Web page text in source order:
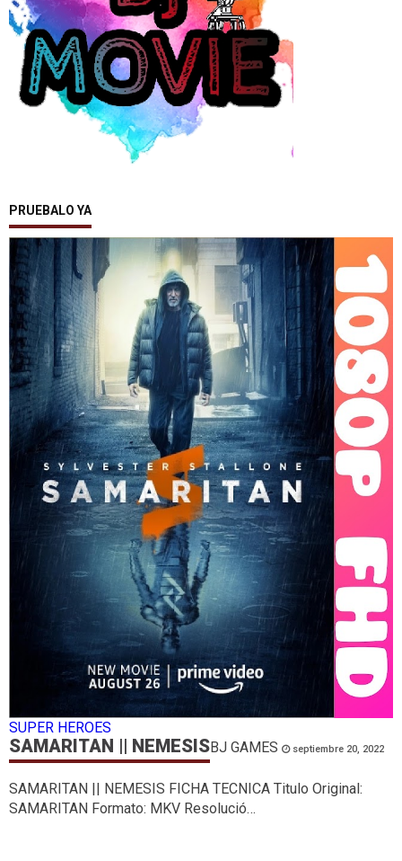
PRUEBALO YA
SUPER HEROES
SAMARITAN || NEMESISBJ GAMES septiembre 20, 2022
SAMARITAN || NEMESIS FICHA TECNICA Titulo Original:
SAMARITAN Formato: MKV Resolució…